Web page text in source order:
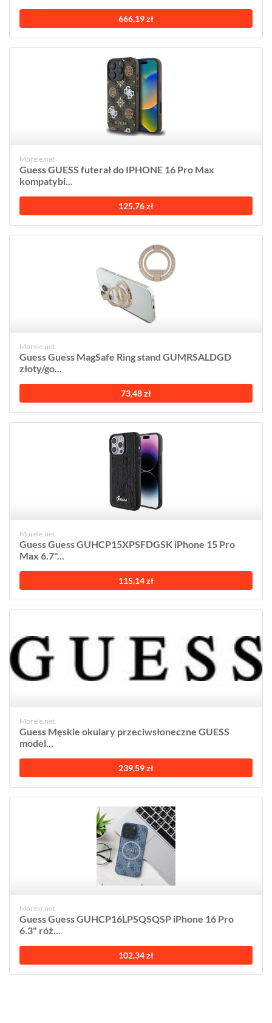
666,19 zł
Morele.net
Guess GUESS futerał do IPHONE 16 Pro Max
kompatybi...
125,76 zł
Morele.net
Guess Guess MagSafe Ring stand GUMRSALDGD
złoty/go...
73,48 zł
Morele.net
Guess Guess GUHCP15XPSFDGSK iPhone 15 Pro
Max 6.7"...
115,14 zł
Morele.net
Guess Męskie okulary przeciwsłoneczne GUESS
model...
239,59 zł
Morele.net
Guess Guess GUHCP16LPSQSQSP iPhone 16 Pro
6.3" róż...
102,34 zł